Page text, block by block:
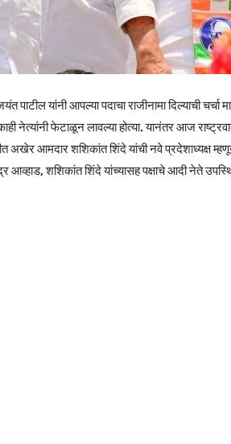
पाटील यांनी आपल्या पदाचा राजीनामा दिल्याची चर्चा
काही नेत्यांनी फेटाळून लावल्या होत्या. यानंतर आज
अखेर आमदार शशिकांत शिंदे यांची नवे प्रदेशाध्यक्ष
आव्हाड, शशिकांत शिंदे यांच्यासह पक्षाचे आदी नेते